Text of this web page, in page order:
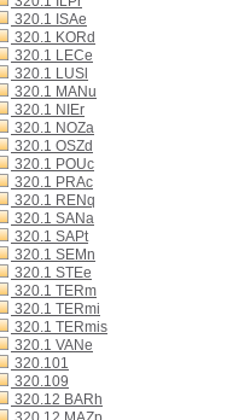
320.1 ISAe
320.1 KORd
320.1 LECe
320.1 LUSl
320.1 MANu
320.1 NIEr
320.1 NOZa
320.1 OSZd
320.1 POUc
320.1 PRAc
320.1 RENq
320.1 SANa
320.1 SAPt
320.1 SEMn
320.1 STEe
320.1 TERm
320.1 TERmi
320.1 TERmis
320.1 VANe
320.101
320.109
320.12 BARh